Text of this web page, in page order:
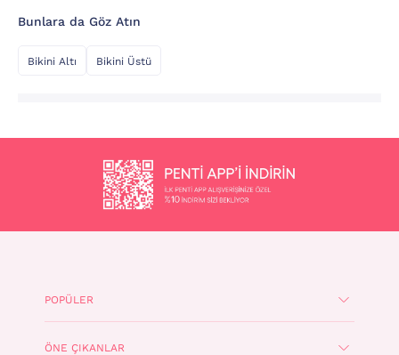
Bunlara da Göz Atın
Bikini Altı Bikini Üstü
POPÜLER
ÖNE ÇIKANLAR